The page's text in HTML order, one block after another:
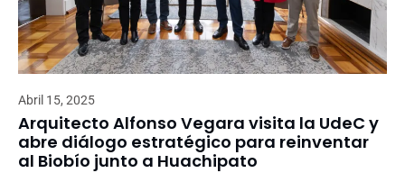
Abril 15, 2025
Arquitecto Alfonso Vegara visita la UdeC y
abre diálogo estratégico para reinventar
al Biobío junto a Huachipato